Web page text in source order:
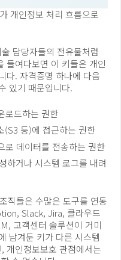
개인정보 처리 흐름으로
담당자들의 전유물처럼
들여다보면 이 키들은 개인
다. 자격증명 하나에 다음
있기 때문입니다.
로드하는 권한
(S3 등)에 접근하는 권한
로 데이터를 전송하는 권한
하거나 시스템 로그를 내려
직들은 수많은 도구를 연동
Slack, Jira, 클라우드
고객센터 솔루션이 거미
남겨둔 키가 다른 시스템
개인정보보호 관점에서는